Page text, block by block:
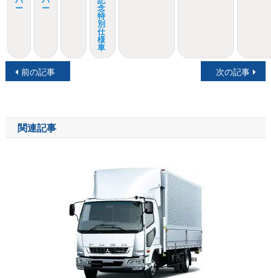
ー
ー
念
特
別
仕
様
車
投
ナ
ビ
前の記事 次の記事
関連記事